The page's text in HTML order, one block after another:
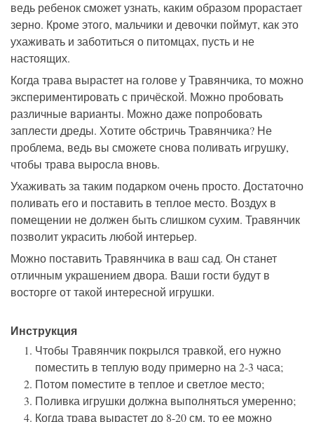
ведь ребенок сможет узнать, каким образом прорастает
зерно. Кроме этого, мальчики и девочки поймут, как это
ухаживать и заботиться о питомцах, пусть и не
настоящих.
Когда трава вырастет на голове у Травянчика, то можно
экспериментировать с причёской. Можно пробовать
различные варианты. Можно даже попробовать
заплести дреды. Хотите обстричь Травянчика? Не
проблема, ведь вы сможете снова поливать игрушку,
чтобы трава выросла вновь.
Ухаживать за таким подарком очень просто. Достаточно
поливать его и поставить в теплое место. Воздух в
помещении не должен быть слишком сухим. Травянчик
позволит украсить любой интерьер.
Можно поставить Травянчика в ваш сад. Он станет
отличным украшением двора. Ваши гости будут в
восторге от такой интересной игрушки.
Инструкция
Чтобы Травянчик покрылся травкой, его нужно
поместить в теплую воду примерно на 2-3 часа;
Потом поместите в теплое и светлое место;
Поливка игрушки должна выполняться умеренно;
Когда трава вырастет до 8-20 см, то ее можно